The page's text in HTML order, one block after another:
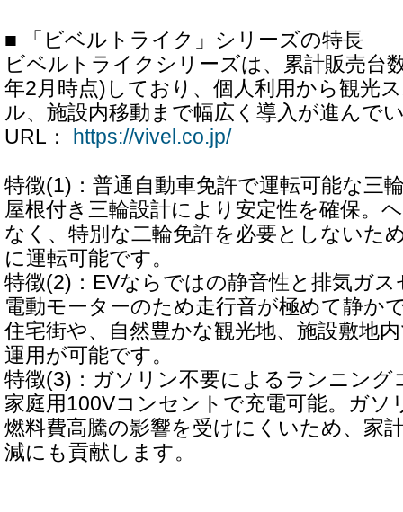
■ 「ビベルトライク」シリーズの特長
ビベルトライクシリーズは、累計販売台
年2月時点)しており、個人利用から観光
ル、施設内移動まで幅広く導入が進んで
URL：
https://vivel.co.jp/
特徴(1)：普通自動車免許で運転可能な三
屋根付き三輪設計により安定性を確保。
なく、特別な二輪免許を必要としないた
に運転可能です。
特徴(2)：EVならではの静音性と排気ガス
電動モーターのため走行音が極めて静か
住宅街や、自然豊かな観光地、施設敷地
運用が可能です。
特徴(3)：ガソリン不要によるランニング
家庭用100Vコンセントで充電可能。ガソ
燃料費高騰の影響を受けにくいため、家
減にも貢献します。